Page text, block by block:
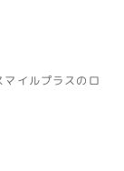
イルプラスのロ